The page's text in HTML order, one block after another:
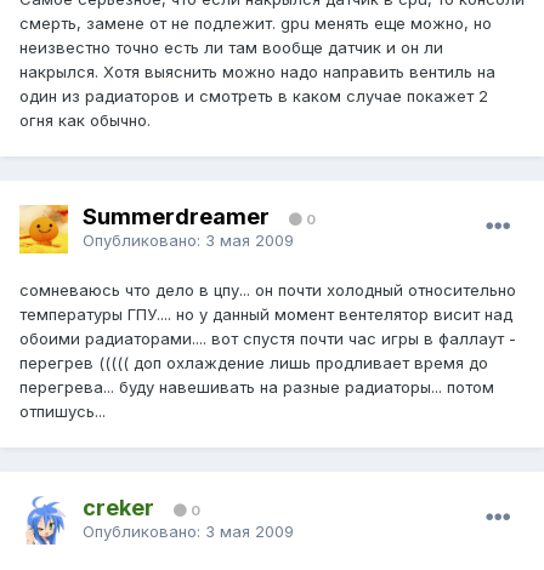
смерть, замене от не подлежит. gpu менять еще можно, но
неизвестно точно есть ли там вообще датчик и он ли
накрылся. Хотя выяснить можно надо направить вентиль на
один из радиаторов и смотреть в каком случае покажет 2
огня как обычно.
Summerdreamer 0
Опубликовано: 3 мая 2009
сомневаюсь что дело в цпу... он почти холодный относительно
температуры ГПУ.... но у данный момент вентелятор висит над
обоими радиаторами.... вот спустя почти час игры в фаллаут -
перегрев ((((( доп охлаждение лишь продливает время до
перегрева... буду навешивать на разные радиаторы... потом
отпишусь...
creker 0
Опубликовано: 3 мая 2009